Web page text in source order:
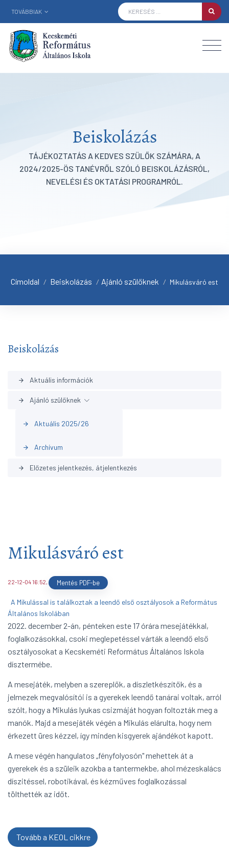
TOVÁBBIAK
Beiskolázás
TÁJÉKOZTATÁS A KEDVES SZÜLŐK SZÁMÁRA, A
2024/2025-ÖS TANÉVRŐL SZÓLÓ BEISKOLÁZÁSRÓL,
NEVELÉSI ÉS OKTATÁSI PROGRAMRÓL.
Címoldal / Beiskolázás / Ajánló szülőknek / Mikulásváró est
Beiskolázás
arrow_forward Aktuális információk
arrow_forward Ajánló szülőknek
arrow_forward Aktuális 2025/26
arrow_forward Archívum
arrow_forward Előzetes jelentkezés, átjelentkezés
Mikulásváró est
22-12-04 16:52, Mentés PDF-be
A Mikulással is találkoztak a leendő első osztályosok a Református
Általános Iskolában
2022. december 2-án, pénteken este 17 órára mesejátékkal,
foglalkozásokkal, csoki meglepetéssel várták a leendő első
osztályosokat a Kecskeméti Református Általános Iskola
dísztermébe.
A mesejáték, melyben a szereplők, a díszletkészítők, és a
jelmezek megvalósítói is a gyerekek leendő tanárai voltak, arról
szólt, hogy a Mikulás lyukas csizmáját hogyan foltozták meg a
manók. Majd a mesejáték végén a Mikulás elárulta, hogy nem
érkezett üres kézzel, így minden kisgyerek ajándékot kapott.
A mese végén hangulatos „fényfolyosón" mehettek át a
gyerekek és a szüleik azokba a tantermekbe, ahol mézeskalács
díszitéssel, robotikával, és kézműves foglalkozással
tölthették az időt.
Tovább a KEOL cikkre